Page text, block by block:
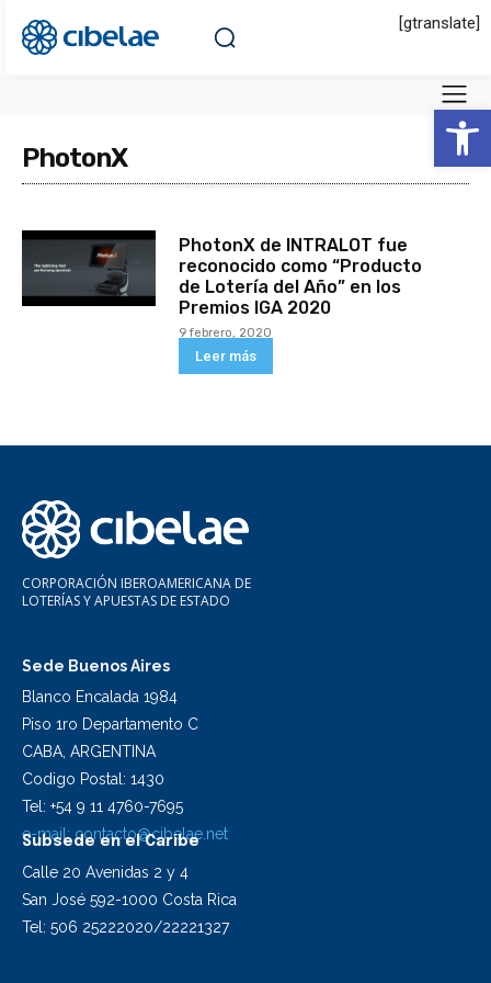
Abrir
[gtranslate]
PhotonX
PhotonX de INTRALOT fue
reconocido como “Producto
de Lotería del Año” en los
Premios IGA 2020
9 febrero, 2020
Leer más
CORPORACIÓN IBEROAMERICANA DE
LOTERÍAS Y APUESTAS DE ESTADO
Sede Buenos Aires
Blanco Encalada 1984
Piso 1ro Departamento C
CABA, ARGENTINA
Codigo Postal: 1430
Tel: +54 9 11 4760-7695
e-mail: contacto@cibelae.net
Subsede en el Caribe
Calle 20 Avenidas 2 y 4
San José 592-1000 Costa Rica
Tel: 506 25222020/22221327